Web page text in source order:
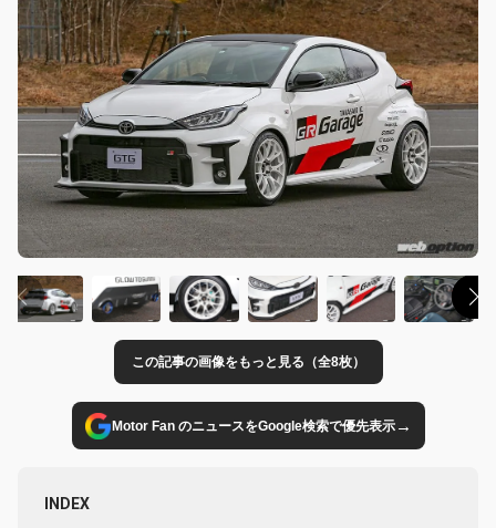
この記事の画像をもっと見る（全8枚）
Motor Fan のニュースをGoogle検索で優先表示→
INDEX